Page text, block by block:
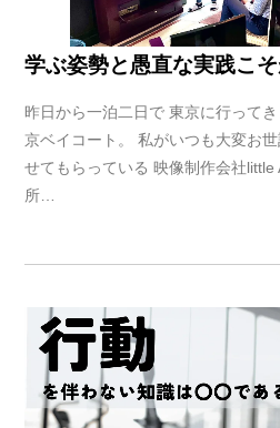
学ぶ姿勢と愚直な実践こ
昨日から一泊二日で 東京に行って
京ベイコート。 私がいつも大変お
せてもらっている 映像制作会社
所…